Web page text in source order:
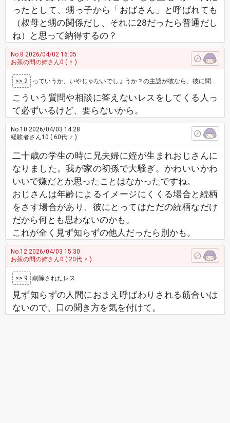
ったとして、甥っ子から「おばさん」と呼ばれても
（叔母と甥の関係だし、それに28だったら普通だし
ね）と思って納得するの？
No.8 2026/04/02 16:05
お茶の間の姉さん0 ( ♀ )
>> 2 っていうか、いやじゃないでしょうか？の主語が彼なら、彼に聞いて
こういう質問や相談に答えないレスをしてくる人っ
て必ずいるけど、要らないから。
No.10 2026/04/03 14:28
経験者さん10 ( 60代 ♂ )
二十歳の学生の時に兄夫婦に姪が生まれおじさんに
なりました。我が家の初孫で大騒ぎ。かわいいかわ
いいで嫌だとか思ったことはなかったですね。
おじさんは年齢によるイメージにくくる場合と続柄
をさす場合があり、彼にとってはただの続柄なだけ
だから何とも思わないのかも。
これが全く見ず知らずの他人だったら別かも。
No.12 2026/04/03 15:30
お茶の間の姉さん0 ( 20代 ♀ )
>> 9 削除されたレス
見ず知らずの人間におまえ呼ばわりされる筋合いは
ないので、口の聞き方を気を付けて。